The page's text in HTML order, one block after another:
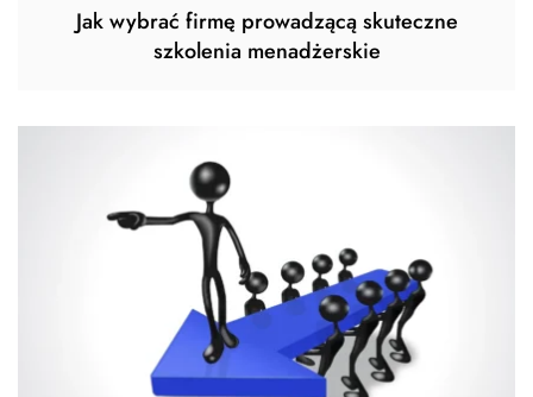
Jak wybrać firmę prowadzącą skuteczne
szkolenia menadżerskie